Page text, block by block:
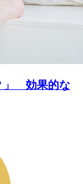
」 効果的な